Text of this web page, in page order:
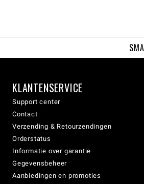
KLANTENSERVICE
Support center
Contact
Verzending & Retourzendingen
Orderstatus
Informatie over garantie
Gegevensbeheer
Aanbiedingen en promoties